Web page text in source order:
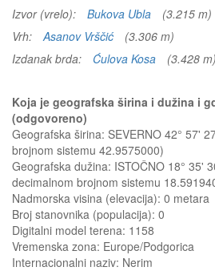
Izvor (vrelo):
Bukova Ubla
(3.215 m)
Vrh:
Asanov Vrščić
(3.306 m)
Izdanak brda:
Ćulova Kosa (3.428
Koja je geografska širina i dužina i
(odgovoreno)
Geografska širina: SEVERNO 42° 57'
brojnom sistemu 42.9575000)
Geografska dužina: ISTOČNO 18° 35'
decimalnom brojnom sistemu
Nadmorska visina (elevacija): 0 metara
Broj stanovnika (populacija): 0
Digitalni model terena: 1158
Vremenska zona: Europe/Podgorica
Internacionalni naziv: Nerim